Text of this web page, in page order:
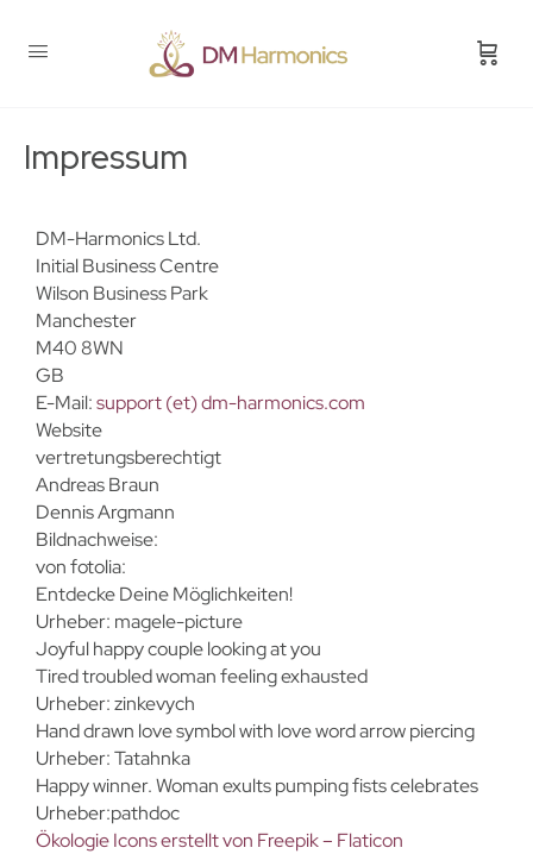
Impressum
DM-Harmonics Ltd.
Initial Business Centre
Wilson Business Park
Manchester
M40 8WN
GB
E-Mail:support (et) dm-harmonics.com
Website
vertretungsberechtigt
Andreas Braun
Dennis Argmann
Bildnachweise:
von fotolia:
Entdecke Deine Möglichkeiten!
Urheber: magele-picture
Joyful happy couple looking at you
Tired troubled woman feeling exhausted
Urheber: zinkevych
Hand drawn love symbol with love word arrow piercing
Urheber: Tatahnka
Happy winner. Woman exults pumping fists celebrates
Urheber:pathdoc
Ökologie Icons erstellt von Freepik – Flaticon